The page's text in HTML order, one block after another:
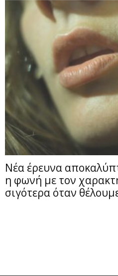
Νέα έρευνα
η φωνή με τον
σιγότερα όταν